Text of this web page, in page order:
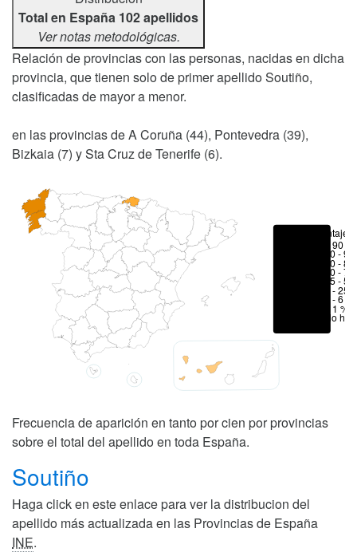
Total en España 102 apellidos
Ver notas metodológicas.
Relación de provincias con las personas, nacidas en dicha
provincia, que tienen solo de primer apellido Soutiño,
clasificadas de mayor a menor.
en las provincias de A Coruña (44), Pontevedra (39),
Bizkaia (7) y Sta Cruz de Tenerife (6).
Porcentajes
> 90 %
80 -
70 -
50 -
25 -
6 - 25
1 - 6 %
< 1 %
No hay
Frecuencia de aparición en tanto por cien por provincias
sobre el total del apellido en toda España.
Soutiño
Haga click en este enlace para ver la distribucion del
apellido más actualizada en las Provincias de España
INE.